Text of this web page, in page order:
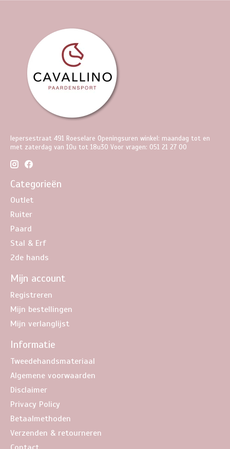
Iepersestraat 491 Roeselare Openingsuren winkel: maandag tot en
met zaterdag van 10u tot 18u30 Voor vragen: 051 21 27 00
Categorieën
Outlet
Ruiter
Paard
Stal & Erf
2de hands
Mijn account
Registreren
Mijn bestellingen
Mijn verlanglijst
Informatie
Tweedehandsmateriaal
Algemene voorwaarden
Disclaimer
Privacy Policy
Betaalmethoden
Verzenden & retourneren